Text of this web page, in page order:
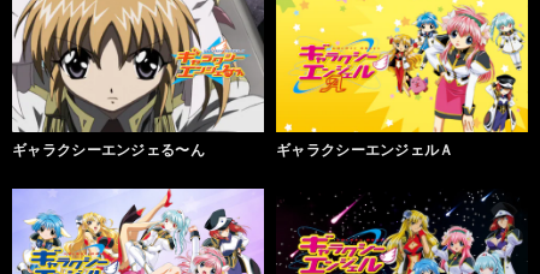
ギャラクシーエンジェる〜ん ギャラクシーエンジェルＡ